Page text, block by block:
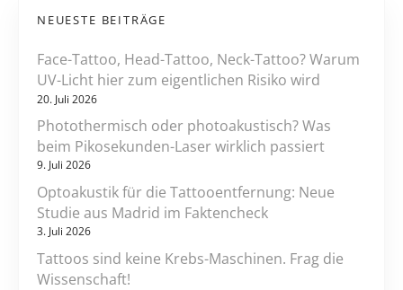
H
a
u
?
NEUESTE BEITRÄGE
Face-Tattoo, Head-Tattoo, Neck-Tattoo? Warum
UV-Licht hier zum eigentlichen Risiko wird
20. Juli 2026
Photothermisch oder photoakustisch? Was
beim Pikosekunden-Laser wirklich passiert
9. Juli 2026
Optoakustik für die Tattooentfernung: Neue
Studie aus Madrid im Faktencheck
3. Juli 2026
Tattoos sind keine Krebs-Maschinen. Frag die
Wissenschaft!